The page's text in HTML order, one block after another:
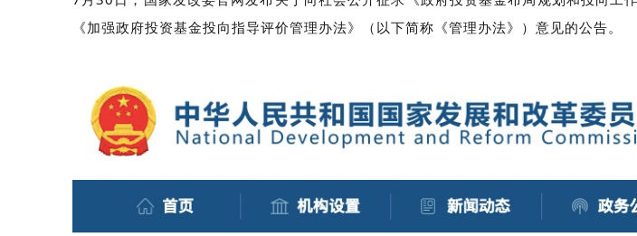
《加强政府投资基金投向指导评价管理办法》（以下简称《管理办法》）意见的公告。